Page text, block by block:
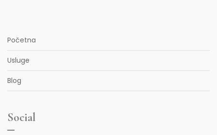
Početna
Usluge
Blog
Social